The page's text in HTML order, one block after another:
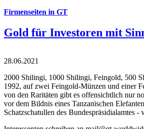
Firmenseiten in GT
Gold für Investoren mit
28.06.2021
2000 Shilingi, 1000 Shilingi, Feingold, 500
1992, auf zwei Feingold-Münzen und einer
von den Raritäten gibt es offensichtlich nur
vor dem Bildnis eines Tanzanischen
Schatzschatullen des